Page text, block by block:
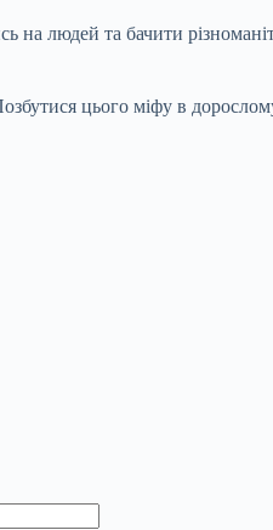
людей та бачити
цього міфу в